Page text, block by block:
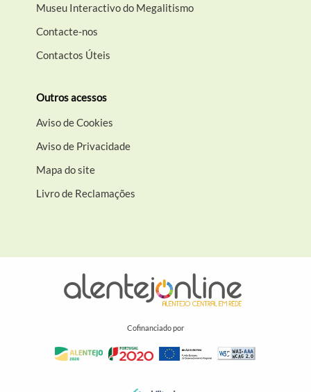
Museu Interactivo do Megalitismo
Contacte-nos
Contactos Úteis
Outros acessos
Aviso de Cookies
Aviso de Privacidade
Mapa do site
Livro de Reclamações
Cofinanciado por